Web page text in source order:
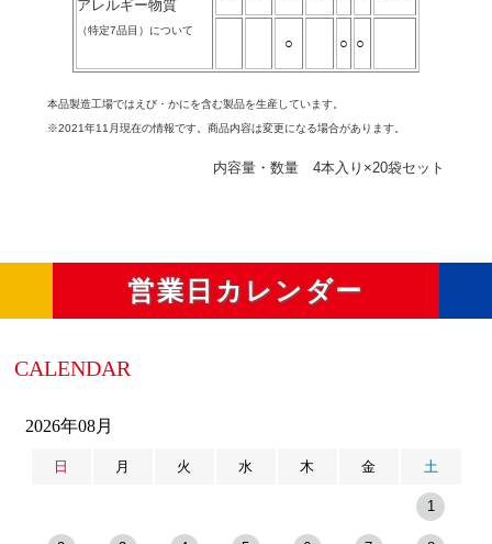
アレルギー物質
（特定7品目）について
○ ○ ○
本品製造工場ではえび・かにを含む製品を生産しています。
※2021年11月現在の情報です。商品内容は変更になる場合があります。
内容量・数量 4本入り×20袋セット
営業日カレンダー
CALENDAR
2026年08月
日 月 火 水 木 金 土
1